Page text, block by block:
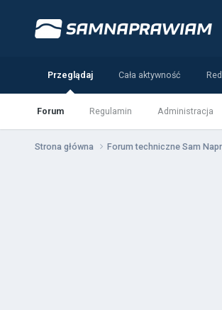
Przeglądaj
Forum Regulamin Administracja
Cała aktywność
Strona główna Forum techniczne Sam